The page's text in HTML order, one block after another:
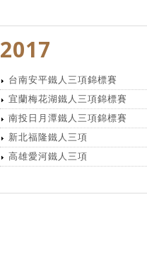
2017
台南安平鐵人三項錦標賽
宜蘭梅花湖鐵人三項錦標賽
南投日月潭鐵人三項錦標賽
新北福隆鐵人三項
高雄愛河鐵人三項